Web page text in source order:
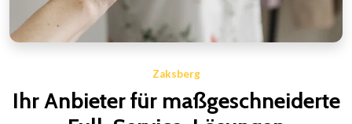
Zaksberg
Ihr Anbieter für maßgeschneiderte